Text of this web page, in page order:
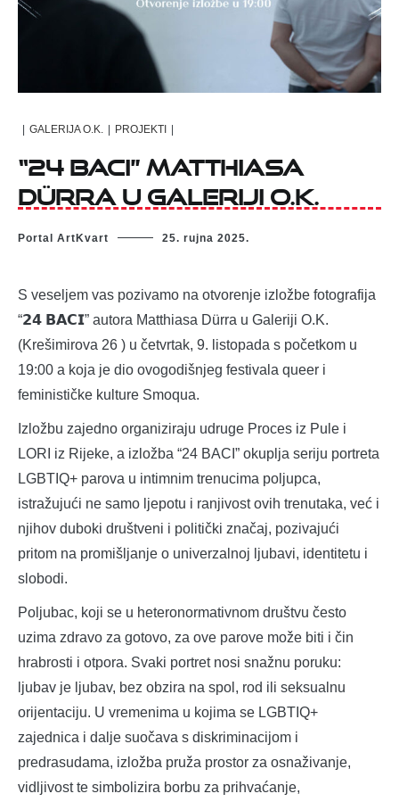
| GALERIJA O.K. | PROJEKTI |
“24 BACI” Matthiasa
Dürra u Galeriji O.K.
Portal ArtKvart 25. rujna 2025.
S veseljem vas pozivamo na otvorenje izložbe fotografija
“𝟮𝟰 𝗕𝗔𝗖𝗜” autora Matthiasa Dürra u Galeriji O.K.
(Krešimirova 26 ) u četvrtak, 9. listopada s početkom u
19:00 a koja je dio ovogodišnjeg festivala queer i
feminističke kulture Smoqua.
Izložbu zajedno organiziraju udruge Proces iz Pule i
LORI iz Rijeke, a izložba “24 BACI” okuplja seriju portreta
LGBTIQ+ parova u intimnim trenucima poljupca,
istražujući ne samo ljepotu i ranjivost ovih trenutaka, već i
njihov duboki društveni i politički značaj, pozivajući
pritom na promišljanje o univerzalnoj ljubavi, identitetu i
slobodi.
Poljubac, koji se u heteronormativnom društvu često
uzima zdravo za gotovo, za ove parove može biti i čin
hrabrosti i otpora. Svaki portret nosi snažnu poruku:
ljubav je ljubav, bez obzira na spol, rod ili seksualnu
orijentaciju. U vremenima u kojima se LGBTIQ+
zajednica i dalje suočava s diskriminacijom i
predrasudama, izložba pruža prostor za osnaživanje,
vidljivost te simbolizira borbu za prihvaćanje,